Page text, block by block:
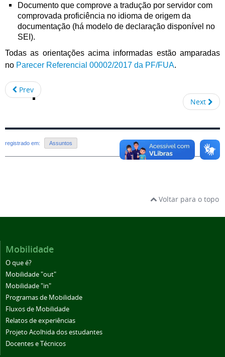
Documento que comprove a tradução por servidor com
comprovada proficiência no idioma de origem da
documentação (há modelo de declaração disponível no
SEI).
Todas as orientações acima informadas estão amparadas
no Parecer Referencial 00002/2017 da PF/FUA.
Prev
Next
registrado em: Assuntos
Voltar para o topo
Mobilidade
O que é?
Mobilidade "out"
Mobilidade "in"
Programas de Mobilidade
Fluxos de Mobilidade
Relatos de experiências
Projeto Acolhida dos estudantes
Docentes e Técnicos